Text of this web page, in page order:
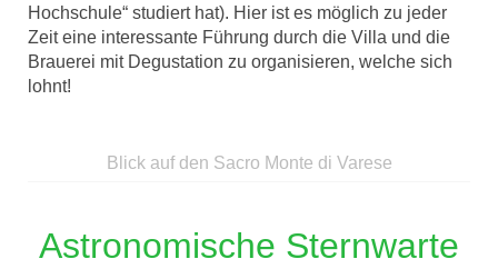
Hochschule“ studiert hat). Hier ist es möglich zu jeder
Zeit eine interessante Führung durch die Villa und die
Brauerei mit Degustation zu organisieren, welche sich
lohnt!
Blick auf den Sacro Monte di Varese
Astronomische Sternwarte